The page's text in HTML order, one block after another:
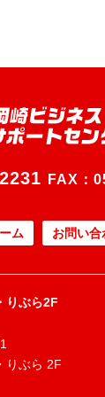
FAX：
ム お問い合
りぶら2F
りぶら 2F